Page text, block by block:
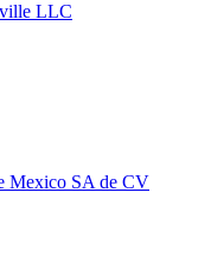
LLC
Mexico SA de CV